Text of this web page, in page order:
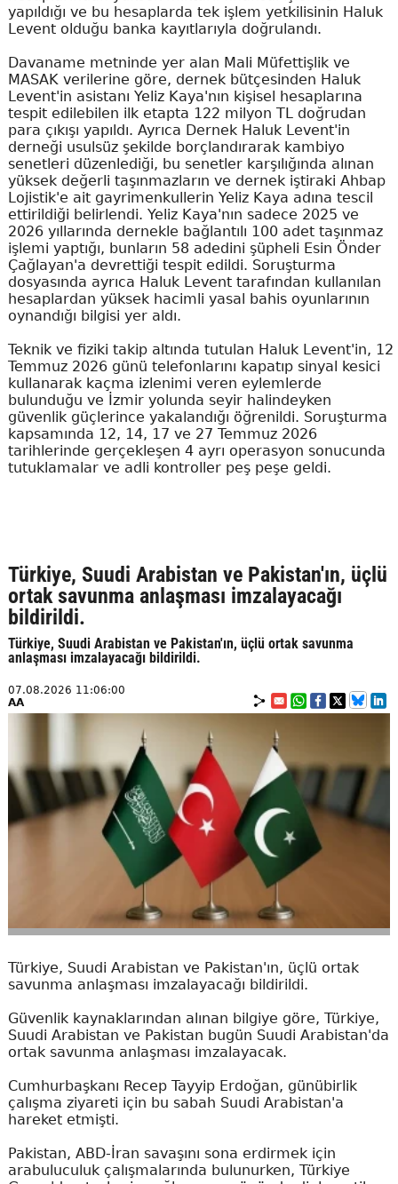
yapıldığı ve bu hesaplarda tek işlem yetkilisinin Haluk
Levent olduğu banka kayıtlarıyla doğrulandı.
Davaname metninde yer alan Mali Müfettişlik ve
MASAK verilerine göre, dernek bütçesinden Haluk
Levent'in asistanı Yeliz Kaya'nın kişisel hesaplarına
tespit edilebilen ilk etapta 122 milyon TL doğrudan
para çıkışı yapıldı. Ayrıca Dernek Haluk Levent'in
derneği usulsüz şekilde borçlandırarak kambiyo
senetleri düzenlediği, bu senetler karşılığında alınan
yüksek değerli taşınmazların ve dernek iştiraki Ahbap
Lojistik'e ait gayrimenkullerin Yeliz Kaya adına tescil
ettirildiği belirlendi. Yeliz Kaya'nın sadece 2025 ve
2026 yıllarında dernekle bağlantılı 100 adet taşınmaz
işlemi yaptığı, bunların 58 adedini şüpheli Esin Önder
Çağlayan'a devrettiği tespit edildi. Soruşturma
dosyasında ayrıca Haluk Levent tarafından kullanılan
hesaplardan yüksek hacimli yasal bahis oyunlarının
oynandığı bilgisi yer aldı.
Teknik ve fiziki takip altında tutulan Haluk Levent'in, 12
Temmuz 2026 günü telefonlarını kapatıp sinyal kesici
kullanarak kaçma izlenimi veren eylemlerde
bulunduğu ve İzmir yolunda seyir halindeyken
güvenlik güçlerince yakalandığı öğrenildi. Soruşturma
kapsamında 12, 14, 17 ve 27 Temmuz 2026
tarihlerinde gerçekleşen 4 ayrı operasyon sonucunda
tutuklamalar ve adli kontroller peş peşe geldi.
Türkiye, Suudi Arabistan ve Pakistan'ın, üçlü
ortak savunma anlaşması imzalayacağı
bildirildi.
Türkiye, Suudi Arabistan ve Pakistan'ın, üçlü ortak savunma
anlaşması imzalayacağı bildirildi.
07.08.2026 11:06:00
AA
Türkiye, Suudi Arabistan ve Pakistan'ın, üçlü ortak
savunma anlaşması imzalayacağı bildirildi.
Güvenlik kaynaklarından alınan bilgiye göre, Türkiye,
Suudi Arabistan ve Pakistan bugün Suudi Arabistan'da
ortak savunma anlaşması imzalayacak.
Cumhurbaşkanı Recep Tayyip Erdoğan, günübirlik
çalışma ziyareti için bu sabah Suudi Arabistan'a
hareket etmişti.
Pakistan, ABD-İran savaşını sona erdirmek için
arabuluculuk çalışmalarında bulunurken, Türkiye